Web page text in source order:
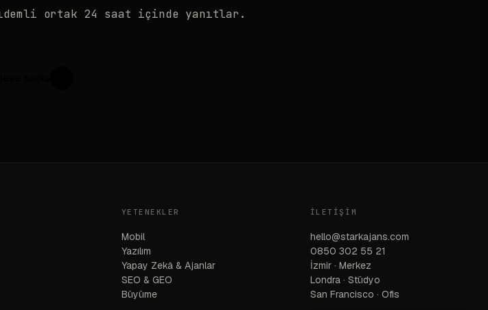
ortak 24 saat içinde yanıtlar.
YETENEKLER
Mobil
Yazılım
Yapay Zekâ & Ajanlar
SEO & GEO
Büyüme
İLETIŞIM
hello@starkajans.com
0850 302 55 21
İzmir · Merkez
Londra · Stüdyo
San Francisco · Ofis